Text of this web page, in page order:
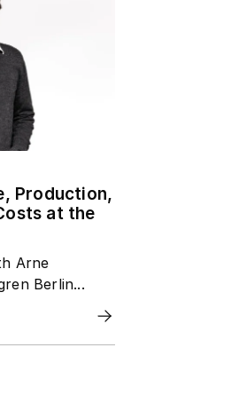
Production,
at the
Arne
Berlin...